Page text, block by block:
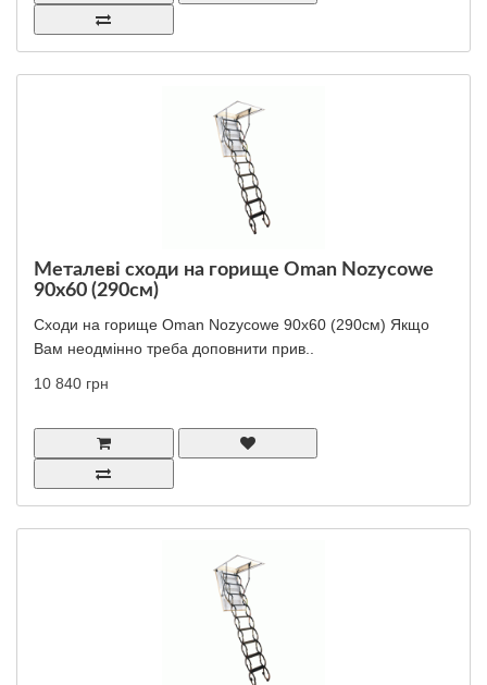
Металеві сходи на горище Oman Nozycowe
90x60 (290см)
Сходи на горище Oman Nozycowe 90x60 (290см) Якщо
Вам неодмінно треба доповнити прив..
10 840 грн